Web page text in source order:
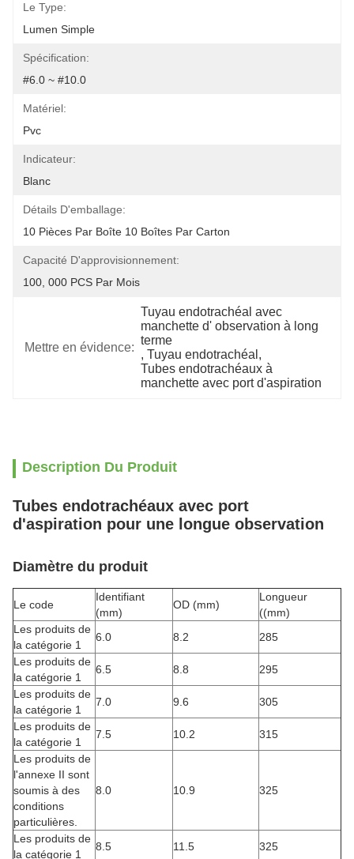
Le Type:
Lumen Simple
Spécification:
#6.0 ~ #10.0
Matériel:
Pvc
Indicateur:
Blanc
Détails D'emballage:
10 Pièces Par Boîte 10 Boîtes Par Carton
Capacité D'approvisionnement:
100, 000 PCS Par Mois
Mettre en évidence:
Tuyau endotrachéal avec
manchette d' observation à long
terme
, Tuyau endotrachéal ,
Tubes endotrachéaux à
manchette avec port d'aspiration
Description Du Produit
Tubes endotrachéaux avec port
d'aspiration pour une longue observation
Diamètre du produit
Le code
Identifiant
(mm)
OD (mm)
Longueur
((mm)
Les produits de
la catégorie 1
6.0 8.2
285
Les produits de
la catégorie 1
6.5 8.8
295
Les produits de
la catégorie 1
7.0 9.6
305
Les produits de
la catégorie 1
7.5 10.2
315
Les produits de
l'annexe II sont
soumis à des
conditions
particulières.
8.0 10.9 325
Les produits de
la catégorie 1
8.5 11.5 325